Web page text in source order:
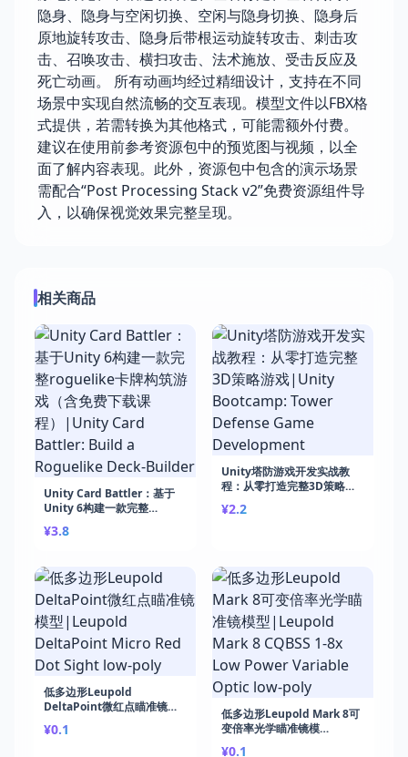
隐身、隐身与空闲切换、空闲与隐身切换、隐身后
原地旋转攻击、隐身后带根运动旋转攻击、刺击攻
击、召唤攻击、横扫攻击、法术施放、受击反应及
死亡动画。 所有动画均经过精细设计，支持在不同
场景中实现自然流畅的交互表现。模型文件以FBX格
式提供，若需转换为其他格式，可能需额外付费。
建议在使用前参考资源包中的预览图与视频，以全
面了解内容表现。此外，资源包中包含的演示场景
需配合“Post Processing Stack v2”免费资源组件导
入，以确保视觉效果完整呈现。
相关商品
Unity Card Battler：基于
Unity 6构建一款完整
免费下载课程）|Unity Card
Deck-Builder
¥3.8
Unity塔防游戏开发实战教
程：从零打造完整3D策略游
Defense Game
¥2.2
低多边形Leupold
DeltaPoint微红点瞄准镜模
Micro Red Dot Sight low-
¥0.1
低多边形Leupold Mark 8可
变倍率光学瞄准镜模
¥0.1